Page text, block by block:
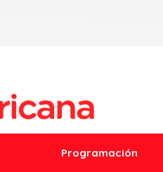
Programación